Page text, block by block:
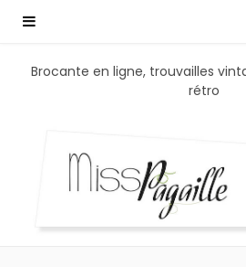
Brocante en ligne, trouvailles
rétro